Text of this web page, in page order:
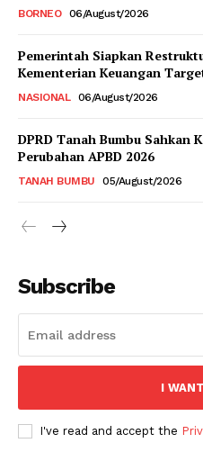
BORNEO 06/August/2026
Pemerintah Siapkan
Kementerian Keuangan
NASIONAL 06/August/2026
DPRD Tanah Bumbu Sahkan
Perubahan APBD 2026
TANAH BUMBU 05/August/2026
Subscribe
I
I've read and accept the